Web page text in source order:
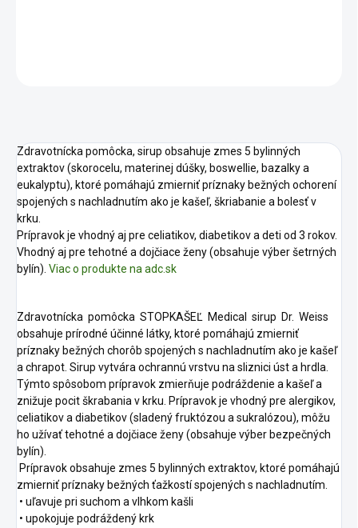
Zdravotnícka pomôcka, sirup obsahuje zmes 5 bylinných
extraktov (skorocelu, materinej dúšky, boswellie, bazalky a
eukalyptu), ktoré pomáhajú zmierniť príznaky bežných ochorení
spojených s nachladnutím ako je kašeľ, škriabanie a bolesť v
krku.
Prípravok je vhodný aj pre celiatikov, diabetikov a deti od 3 rokov.
Vhodný aj pre tehotné a dojčiace ženy (obsahuje výber šetrných
bylín). Viac o produkte na adc.sk
Zdravotnícka pomôcka STOPKAŠEĽ Medical sirup Dr. Weiss
obsahuje prírodné účinné látky, ktoré pomáhajú zmierniť
príznaky bežných chorôb spojených s nachladnutím ako je kašeľ
a chrapot. Sirup vytvára ochrannú vrstvu na sliznici úst a hrdla.
Týmto spôsobom prípravok zmierňuje podráždenie a kašeľ a
znižuje pocit škrabania v krku. Prípravok je vhodný pre alergikov,
celiatikov a diabetikov (sladený fruktózou a sukralózou), môžu
ho užívať tehotné a dojčiace ženy (obsahuje výber bezpečných
bylín).
Prípravok obsahuje zmes 5 bylinných extraktov, ktoré pomáhajú
zmierniť príznaky bežných ťažkostí spojených s nachladnutím.
• uľavuje pri suchom a vlhkom kašli
• upokojuje podráždený krk